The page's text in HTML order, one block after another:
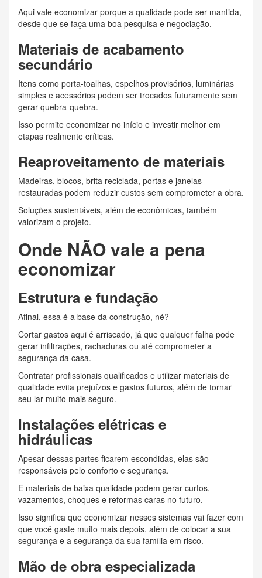
Aqui vale economizar porque a qualidade pode ser mantida,
desde que se faça uma boa pesquisa e negociação.
Materiais de acabamento
secundário
Itens como porta-toalhas, espelhos provisórios, luminárias
simples e acessórios podem ser trocados futuramente sem
gerar quebra-quebra.
Isso permite economizar no início e investir melhor em
etapas realmente críticas.
Reaproveitamento de materiais
Madeiras, blocos, brita reciclada, portas e janelas
restauradas podem reduzir custos sem comprometer a obra.
Soluções sustentáveis, além de econômicas, também
valorizam o projeto.
Onde NÃO vale a pena
economizar
Estrutura e fundação
Afinal, essa é a base da construção, né?
Cortar gastos aqui é arriscado, já que qualquer falha pode
gerar infiltrações, rachaduras ou até comprometer a
segurança da casa.
Contratar profissionais qualificados e utilizar materiais de
qualidade evita prejuízos e gastos futuros, além de tornar
seu lar muito mais seguro.
Instalações elétricas e
hidráulicas
Apesar dessas partes ficarem escondidas, elas são
responsáveis pelo conforto e segurança.
E materiais de baixa qualidade podem gerar curtos,
vazamentos, choques e reformas caras no futuro.
Isso significa que economizar nesses sistemas vai fazer com
que você gaste muito mais depois, além de colocar a sua
segurança e a segurança da sua família em risco.
Mão de obra especializada